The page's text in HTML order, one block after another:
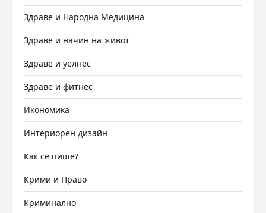
Здраве и Народна Медицина
Здраве и начин на живот
Здраве и уелнес
Здраве и фитнес
Икономика
Интериорен дизайн
Как се пише?
Крими и Право
Криминално